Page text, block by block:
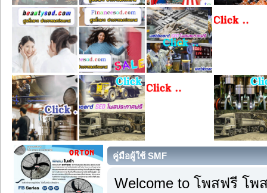
คู่มือผู้ใช้ SMF
Welcome to โพสฟรี โ